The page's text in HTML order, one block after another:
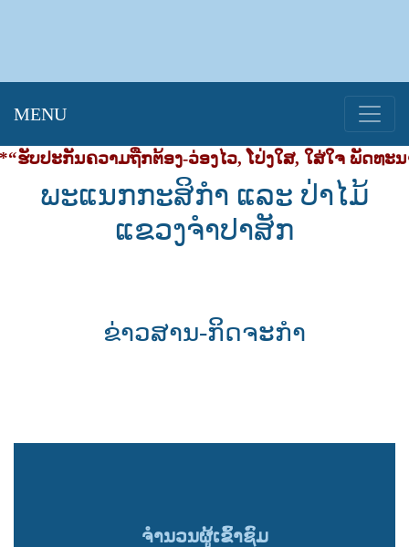
MENU
ບປະກັນຄວາມຖືກຕ້ອງ-ວ່ອງໄວ, ໂປ່ງໃສ, ໃສ່ໃຈ ພັດທະ
ພະແນກກະສິກໍາ ແລະ ປ່າໄມ້
ແຂວງຈໍາປາສັກ
ຂ່າວສານ-ກິດຈະກຳ
ຈຳນວນຜູ້ເຂົ້າຊົມ